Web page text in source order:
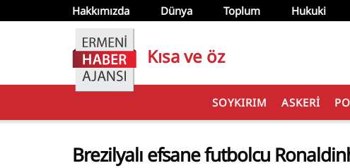
Hakkımızda Dünya Toplum Hukuki
Kısa ve öz
SOYKIRIM ASKERI
Brezilyalı efsane futbolcu